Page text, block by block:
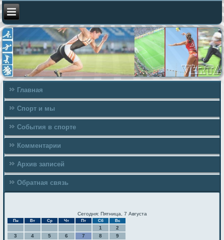
Главная
Спорт и мы
События в спорте
Комментарии
Архив записей
Обратная связь
Сегодня: Пятница, 7 Августа
Пн Вт Ср Чт Пт Сб Вс
1
2
3
4 5 6 7 8
9